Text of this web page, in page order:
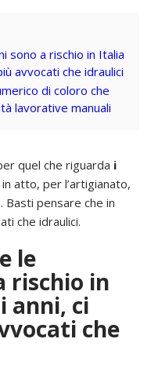
sono a rischio in Italia
avvocati che idraulici
di coloro che
lavorative manuali
quel che riguarda i
atto, per l’artigianato,
pensare che in
che idraulici.
le
rischio in
anni, ci
che